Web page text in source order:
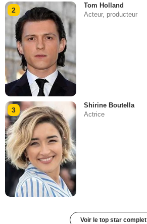
2
Tom Holland
Acteur, producteur
3
Shirine Boutella
Actrice
Voir le top star complet